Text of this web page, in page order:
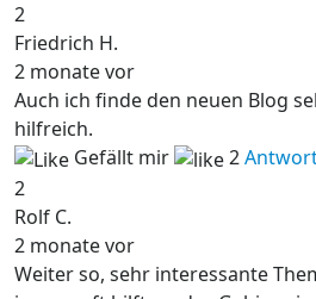
2
Friedrich H.
2 monate vor
Auch ich finde den neuen Blog
hilfreich.
Gefällt mir
2
2
Rolf C.
2 monate vor
Weiter so, sehr interessante